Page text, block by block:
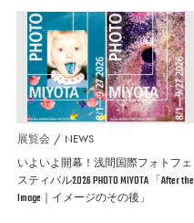
展覧会 NEWS
いよいよ開幕！浅間国際フォトフェ
スティバル2026 PHOTO MIYOTA 「After the
Image｜イメージのその後」